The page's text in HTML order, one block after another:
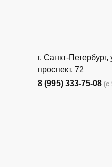
г. Санкт-
проспект, 72
8 (995) 333-75-08 (с